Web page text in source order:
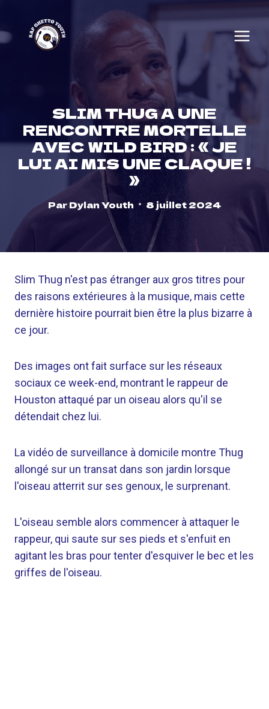
content
SLIM THUG A UNE
RENCONTRE MORTELLE
AVEC WILD BIRD : « JE
LUI AI MIS UNE CLAQUE !
»
ParDylan Youth 8 juillet 2024
Slim Thug n'est pas étranger aux gros titres pour
des raisons extérieures à la musique, mais cette
dernière histoire pourrait bien être la plus bizarre à
ce jour.
Des images ont fait surface sur les réseaux
sociaux ce week-end, montrant le rappeur de
Houston attaqué par un oiseau alors qu'il se
détendait chez lui.
La vidéo de surveillance à domicile montre Thug
allongé sur un transat dans son jardin lorsque
l'oiseau atterrit sur ses genoux, le surprenant.
L'oiseau semble alors commencer à attaquer le
rappeur, qui saute sur ses pieds et s'enfuit en
agitant les bras pour tenter d'esquiver le bec et les
griffes de l'oiseau.